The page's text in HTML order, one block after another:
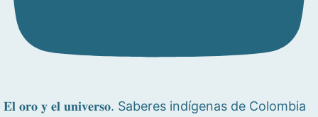
𝐄𝐥 𝐨𝐫𝐨 𝐲 𝐞𝐥 𝐮𝐧𝐢𝐯𝐞𝐫𝐬𝐨. Saberes indígenas de Colombia